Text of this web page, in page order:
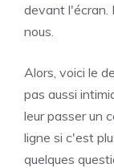
devant l'écran.
nous.
Alors, voici le
pas aussi
leur passer un
ligne si c'est
quelques